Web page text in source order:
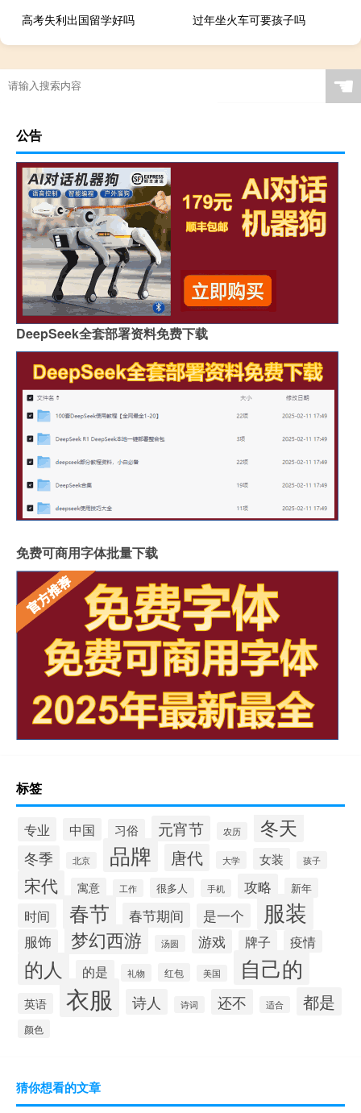
高考失利出国留学好吗
过年坐火车可要孩子吗
☚
公告
DeepSeek全套部署资料免费下载
免费可商用字体批量下载
标签
专业 中国 习俗 元宵节 农历 冬天
冬季 北京 品牌 唐代 大学 女装 孩子
宋代 寓意 工作 很多人 手机 攻略 新年
时间 春节 春节期间 是一个 服装
服饰 梦幻西游 汤圆 游戏 牌子 疫情
的人 的是 礼物 红包 美国 自己的
英语 衣服 诗人 诗词 还不 适合 都是
颜色
猜你想看的文章